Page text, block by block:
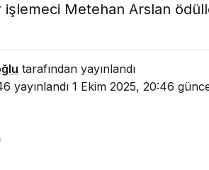
işlemeci Metehan Arslan
tarafından yayınlandı
yayınlandı 1 Ekim 2025, 20:46